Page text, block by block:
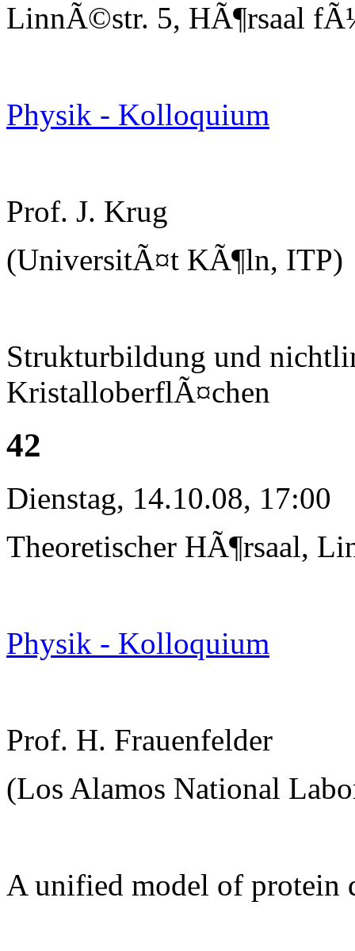
LinnÃ©str. 5, HÃ¶rsaal
Physik - Kolloquium
Prof. J. Krug
(UniversitÃ¤t KÃ¶ln, ITP)
Strukturbildung und
KristalloberflÃ¤chen
42
Dienstag, 14.10.08, 17:00
Theoretischer HÃ¶rsaal,
Physik - Kolloquium
Prof. H. Frauenfelder
(Los Alamos National
A unified model of protein